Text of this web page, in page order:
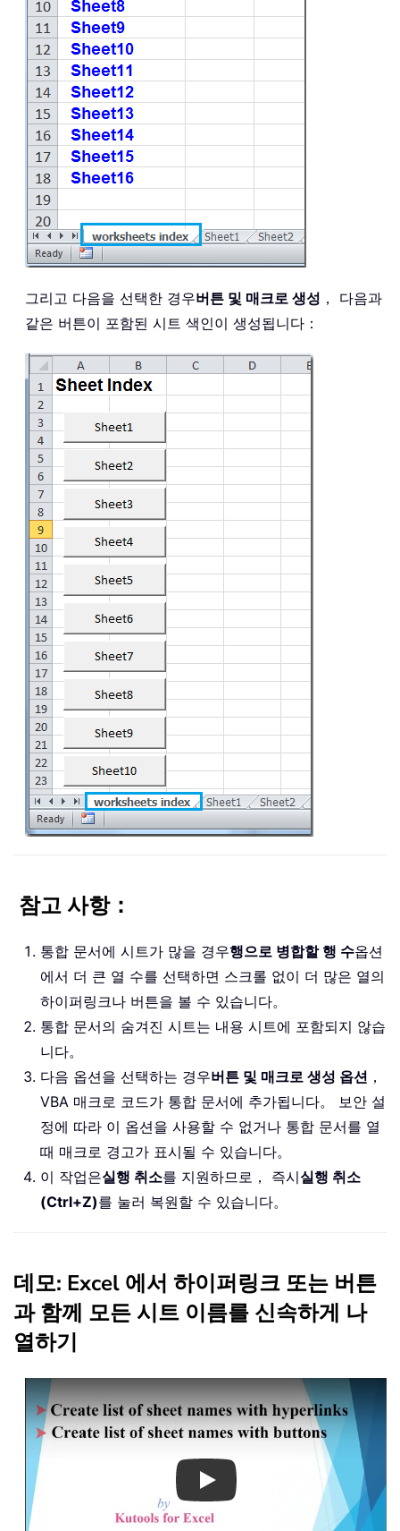
그리고 다음을 선택한 경우버튼 및 매크로 생성 ， 다음과
같은 버튼이 포함된 시트 색인이 생성됩니다：
참고 사항：
통합 문서에 시트가 많을 경우행으로 병합할 행 수옵션
에서 더 큰 열 수를 선택하면 스크롤 없이 더 많은 열의
하이퍼링크나 버튼을 볼 수 있습니다。
통합 문서의 숨겨진 시트는 내용 시트에 포함되지 않습
니다。
다음 옵션을 선택하는 경우버튼 및 매크로 생성 옵션 ，
VBA 매크로 코드가 통합 문서에 추가됩니다。 보안 설
정에 따라 이 옵션을 사용할 수 없거나 통합 문서를 열
때 매크로 경고가 표시될 수 있습니다。
이 작업은실행 취소를 지원하므로， 즉시실행 취소
(Ctrl+Z)를 눌러 복원할 수 있습니다。
데모: Excel 에서 하이퍼링크 또는 버튼
과 함께 모든 시트 이름를 신속하게 나
열하기
Play